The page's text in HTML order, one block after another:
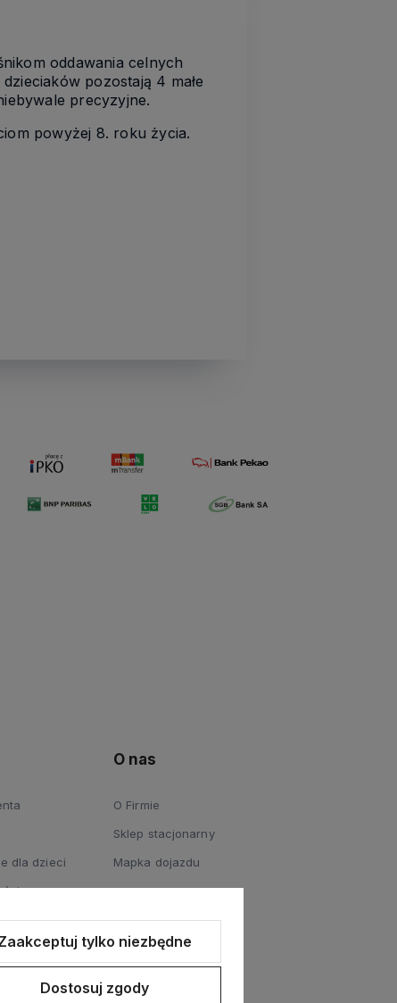
oddawania celnych
pozostają 4 małe
precyzyjne.
powyżej 8. roku życia.
dla dzieci
O nas
O Firmie
Sklep stacjonarny
Mapka dojazdu
tylko niezbędne
Dostosuj zgody